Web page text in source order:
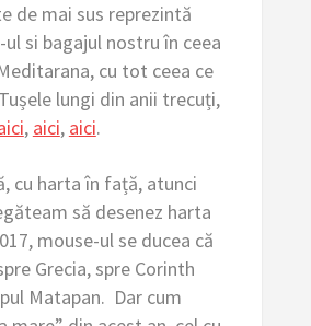
de mai sus reprezintă
si bagajul nostru în ceea
cu tot ceea ce
lungi din anii trecuți,
, aici, aici.
cu harta în față, atunci
să desenez harta
mouse-ul se ducea că
Grecia, spre Corinth
Matapan. Dar cum